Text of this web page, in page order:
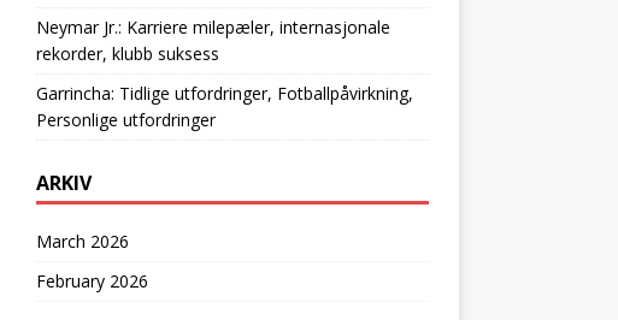
Neymar Jr.: Karriere milepæler, internasjonale
rekorder, klubb suksess
Garrincha: Tidlige utfordringer, Fotballpåvirkning,
Personlige utfordringer
ARKIV
March 2026
February 2026